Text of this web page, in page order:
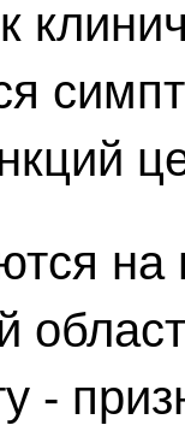
на
-